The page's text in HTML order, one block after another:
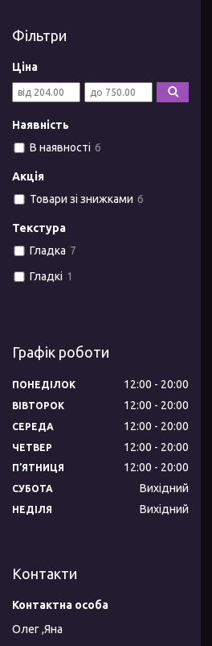
Фільтри
Ціна
Наявність
В наявності 6
Акція
Товари зі знижками 6
Текстура
Гладка 7
Гладкі 1
Графік роботи
ПОНЕДІЛОК 12:00 20:00
ВІВТОРОК 12:00 20:00
СЕРЕДА 12:00 20:00
ЧЕТВЕР 12:00 20:00
ПʼЯТНИЦЯ 12:00 20:00
СУБОТА Вихідний
НЕДІЛЯ Вихідний
Контакти
Олег ,Яна